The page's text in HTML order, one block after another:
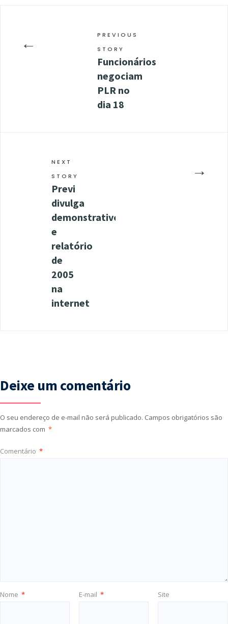
←
PREVIOUS
STORY
Funcionários
negociam
PLR no
dia 18
→
NEXT
STORY
Previ
divulga
demonstrativo
e
relatório
de
2005
na
internet
Deixe um comentário
O seu endereço de e-mail não será publicado. Campos obrigatórios são
marcados com *
Comentário *
Nome * E-mail * Site